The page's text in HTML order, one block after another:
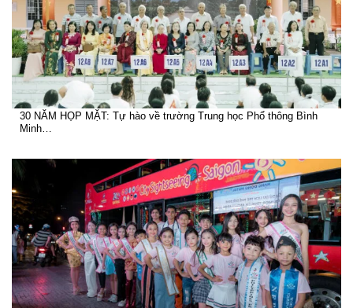
30 NĂM HỌP MẶT: Tự hào về trường Trung học Phổ thông Bình
Minh…